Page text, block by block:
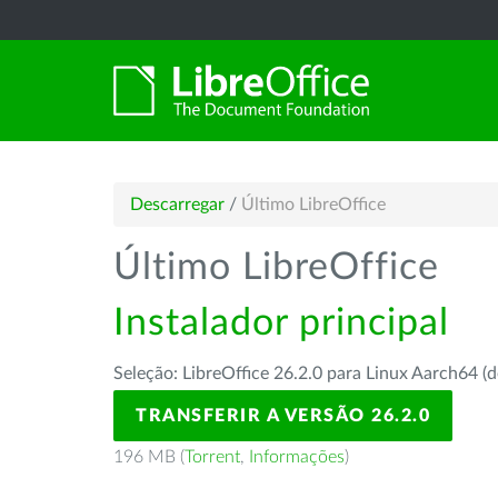
Descarregar / Último LibreOffice
Último LibreOffice
Instalador principal
Seleção: LibreOffice 26.2.0 para Linux Aarch64
TRANSFERIR A VERSÃO 26.2.0
196 MB (Torrent, Informações)